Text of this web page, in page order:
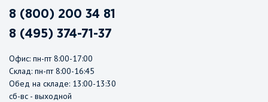
8 (800) 200 34 81
8 (495) 374-71-37
Офис: пн-пт 8:00-17:00
Склад: пн-пт 8:00-16:45
Обед на складе: 13:00-13:30
сб-вс - выходной